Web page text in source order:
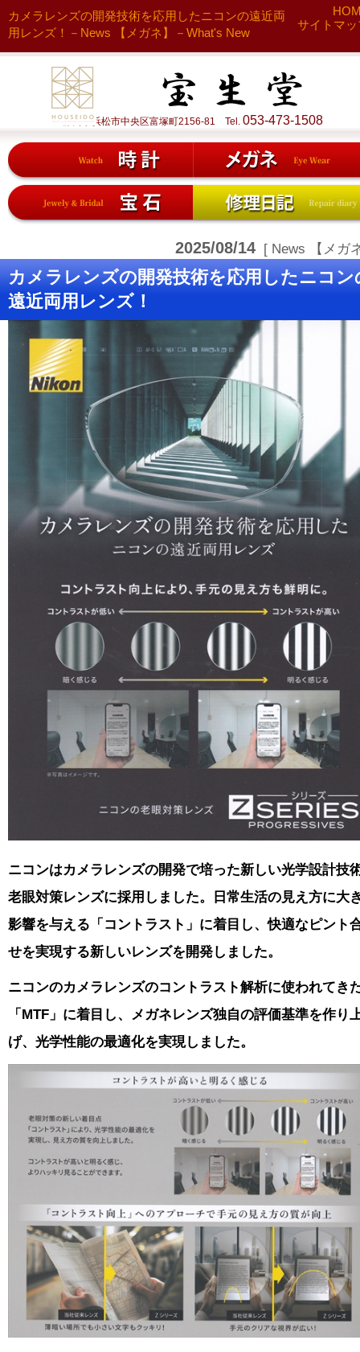
カメラレンズの開発技術を応用したニコンの遠近両
用レンズ！－News 【メガネ】－What's New
サイトマッ
静岡県浜松市中央区富塚町2156-81 Tel. 053-473-1508
2025/08/14 [ News 【メガ
カメラレンズの開発技術を応用したニコン
遠近両用レンズ！
ニコンはカメラレンズの開発で培った新しい光学設計技
老眼対策レンズに採用しました。日常生活の見え方に大
影響を与える「コントラスト」に着目し、快適なピント
せを実現する新しいレンズを開発しました。
ニコンのカメラレンズのコントラスト解析に使われてき
「MTF」に着目し、
メガネレンズ独自の評価基準を作り
げ、光学性能の最適化を実現しました。